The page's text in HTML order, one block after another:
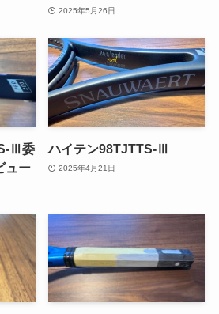
2025年5月26日
Ⅲ委
ュー
ハイテン98TJTTS-Ⅲ
2025年4月21日